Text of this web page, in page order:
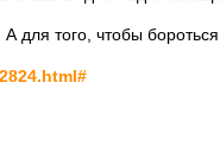
для того, чтобы